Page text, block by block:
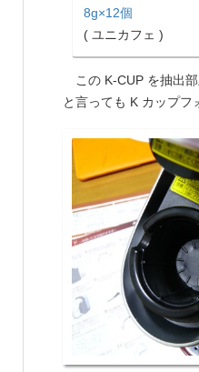
8g×12個
( ユニカフェ )
この K-CUP を抽出部
と言っても K カップフ